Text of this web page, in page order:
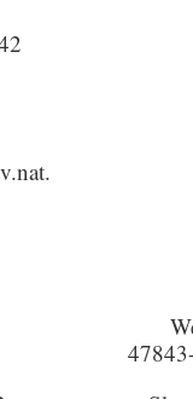
15.7.42